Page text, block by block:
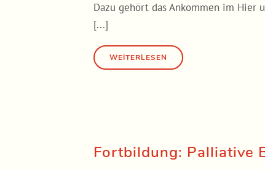
Dazu gehört das Ankommen im Hier
[...]
Fortbildung: Palliative